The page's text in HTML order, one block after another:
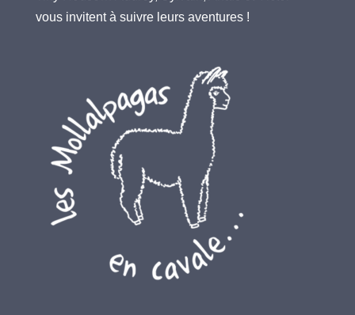
vous invitent à suivre leurs aventures !